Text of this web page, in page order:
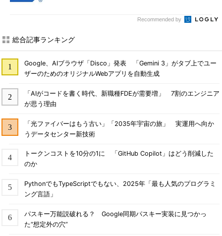
Recommended by
総合記事ランキング
Google、AIブラウザ「Disco」発表 「Gemini 3」がタブ上でユー
ザーのためのオリジナルWebアプリを自動生成
「AIがコードを書く時代、新職種FDEが需要増」 7割のエンジニア
が思う理由
「光ファイバーはもう古い」「2035年宇宙の旅」 実運用へ向か
うデータセンター新技術
トークンコストを10分の1に 「GitHub Copilot」はどう削減した
のか
PythonでもTypeScriptでもない、2025年「最も人気のプログラミ
ング言語」
パスキー万能説破れる？ Google同期パスキー実装に見つかっ
た“想定外の穴”